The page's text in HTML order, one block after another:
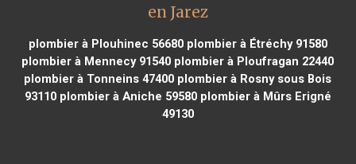
en Jarez
plombier à Plouhinec 56680plombier à Étréchy 91580
plombier à Mennecy 91540 plombier à Ploufragan 22440
plombier à Tonneins 47400 plombier à Rosny sous Bois
93110plombier à Aniche 59580plombier à Mûrs Erigné
49130